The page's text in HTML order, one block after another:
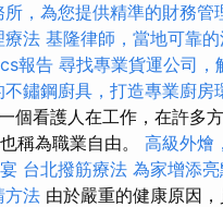
，為您提供精準的財務管
療法 基隆律師，當地可靠
報告 尋找專業貨運公司，
不鏽鋼廚具，打造專業廚房
個看護人在工作，在許多
稱為職業自由。 高級外燴
台北撥筋療法 為家增添
方法 由於嚴重的健康原因